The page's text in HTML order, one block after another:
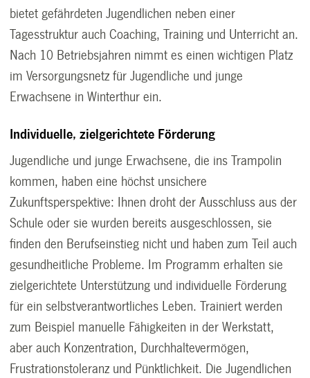
bietet gefährdeten Jugendlichen neben einer
Tagesstruktur auch Coaching, Training und Unterricht an.
Nach 10 Betriebsjahren nimmt es einen wichtigen Platz
im Versorgungsnetz für Jugendliche und junge
Erwachsene in Winterthur ein.
Individuelle, zielgerichtete Förderung
Jugendliche und junge Erwachsene, die ins Trampolin
kommen, haben eine höchst unsichere
Zukunftsperspektive: Ihnen droht der Ausschluss aus der
Schule oder sie wurden bereits ausgeschlossen, sie
finden den Berufseinstieg nicht und haben zum Teil auch
gesundheitliche Probleme. Im Programm erhalten sie
zielgerichtete Unterstützung und individuelle Förderung
für ein selbstverantwortliches Leben. Trainiert werden
zum Beispiel manuelle Fähigkeiten in der Werkstatt,
aber auch Konzentration, Durchhaltevermögen,
Frustrationstoleranz und Pünktlichkeit. Die Jugendlichen